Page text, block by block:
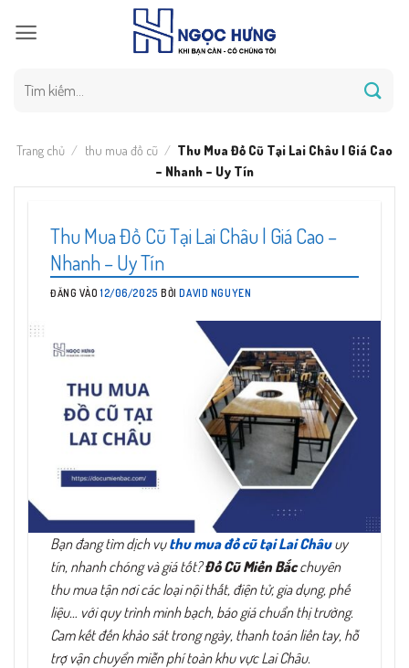
qua
kiếm:
Trang chủ / thu mua đồ cũ / Thu Mua Đồ Cũ Tại Lai Châu | Giá Cao
– Nhanh – Uy Tín
Thu Mua Đồ Cũ Tại Lai Châu | Giá Cao –
Nhanh – Uy Tín
ĐĂNG VÀO12/06/2025 BỞIDAVID NGUYEN
Bạn đang tìm dịch vụthu mua đồ cũ tại Lai Châuuy
tín, nhanh chóng và giá tốt?Đồ Cũ Miền Bắcchuyên
thu mua tận nơi các loại nội thất, điện tử, gia dụng, phế
liệu… với quy trình minh bạch, báo giá chuẩn thị trường.
Cam kết đến khảo sát trong ngày, thanh toán liền tay, hỗ
trợ vận chuyển miễn phí toàn khu vực Lai Châu.